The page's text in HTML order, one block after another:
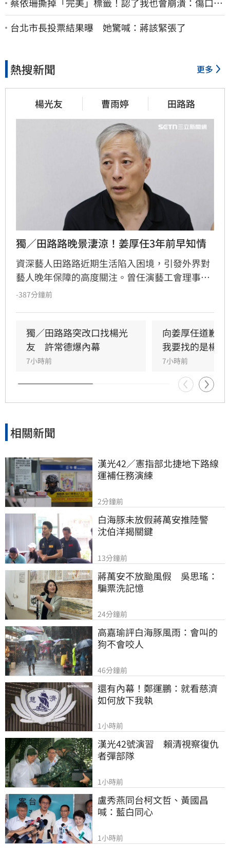
蔡依珊撕掉「完美」標籤！認了我也會崩潰：傷口終
究會癒合
台北市長投票結果曝 她驚喊：蔣該緊張了
熱搜新聞 更多
楊光友 曹雨婷 田路路
獨／田路路晚景淒涼！姜厚任3年前早知情
資深藝人田路路近期生活陷入困境，引發外界對
藝人晚年保障的高度關注。曾任演藝工會理事長
的姜厚任透露，早在三年前就曾目睹田路路處境
工作機會受環境萎縮影響，藝人職涯充滿不確定
性，即便曾風光一時也難保晚年順遂。他回顧當
年將演員工會擴大為演藝工會，旨在為更多影視
從業人員建立基礎保障，希望透過制度完善讓後
進受惠。然而田路路的現況，仍深刻映照出娛樂
圈光鮮亮麗背後，隱藏著收入不穩定與生存資源
會支援體系的警鐘。
-387分鐘前
獨／田路路突改口找楊光
友　許常德爆內幕
7小時前
向姜厚任道歉
我要找的是楊光
7小時前
相關新聞
漢光42／憲指部北捷地下路線
運補任務演練
2分鐘前
白海豚未放假蔣萬安推陸警
沈伯洋揭關鍵
13分鐘前
蔣萬安不放颱風假　吳思瑤：
騙票洗記憶
24分鐘前
高嘉瑜評白海豚風雨：會叫的
狗不會咬人
46分鐘前
還有內幕！鄭運鵬：就看慈濟
如何放下我執
1小時前
漢光42號演習　賴清視察復仇
者彈部隊
1小時前
盧秀燕同台柯文哲、黃國昌
喊：藍白同心
1小時前